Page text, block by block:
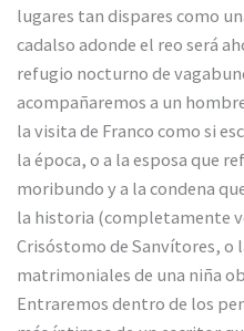
lugares tan dispares como
cadalso adonde el reo será
refugio nocturno de
acompañaremos a un
la visita de Franco como si
la época, o a la esposa que
moribundo y a la condena
la historia (completamente
Crisóstomo de Sanvítores, o
matrimoniales de una niña
Entraremos dentro de los